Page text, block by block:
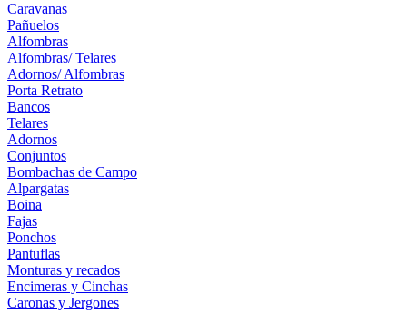
Caravanas
Pañuelos
Alfombras
Alfombras/ Telares
Adornos/ Alfombras
Porta Retrato
Bancos
Telares
Adornos
Conjuntos
Bombachas de Campo
Alpargatas
Boina
Fajas
Ponchos
Pantuflas
Monturas y recados
Encimeras y Cinchas
Caronas y Jergones